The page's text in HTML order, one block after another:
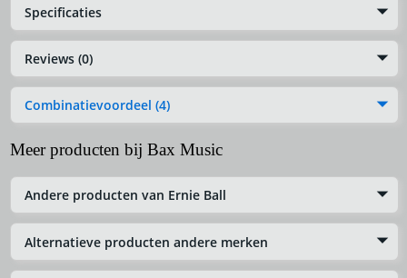
Specificaties
Reviews (0)
Combinatievoordeel (4)
Meer producten bij Bax Music
Andere producten van Ernie Ball
Alternatieve producten andere merken